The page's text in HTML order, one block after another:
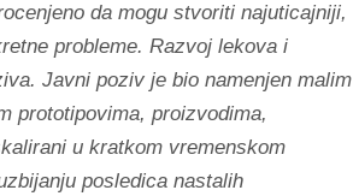
da mogu stvoriti najuticajniji,
probleme. Razvoj lekova i
Javni poziv je bio namenjen malim
prototipovima, proizvodima,
u kratkom vremenskom
posledica nastalih